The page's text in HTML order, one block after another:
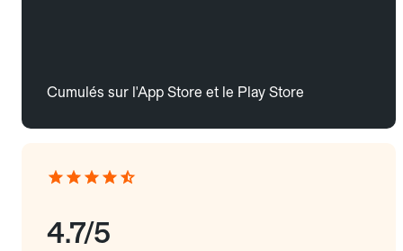
Cumulés sur l'App Store et le Play Store
4.7/5